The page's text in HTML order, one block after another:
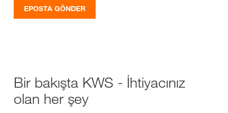
EPOSTA GÖNDER
Bir bakışta KWS - İhtiyacınız
olan her şey